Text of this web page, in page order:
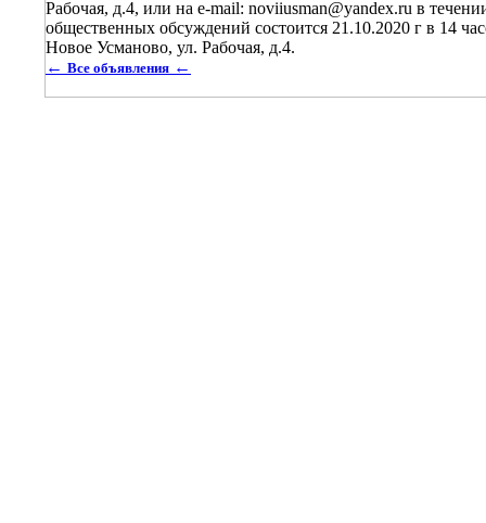
← Все объявления ←